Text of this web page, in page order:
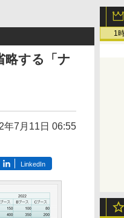
1
略する「ナ
年7月11日 06:55
LinkedIn